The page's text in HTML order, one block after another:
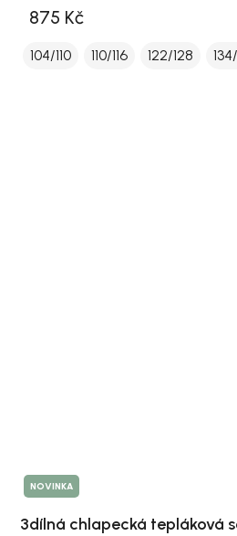
875 Kč
104/110 110/116 122/128
NOVINKA
3dílná chlapecká tepláková